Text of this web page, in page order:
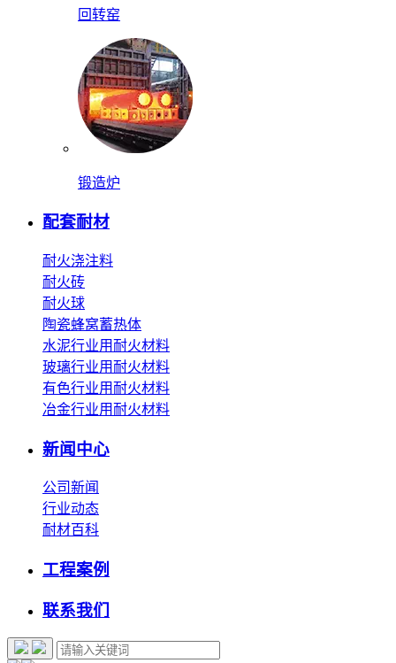
回转窑
锻造炉
配套耐材
耐火浇注料
耐火砖
耐火球
陶瓷蜂窝蓄热体
水泥行业用耐火材料
玻璃行业用耐火材料
有色行业用耐火材料
冶金行业用耐火材料
新闻中心
公司新闻
行业动态
耐材百科
工程案例
联系我们